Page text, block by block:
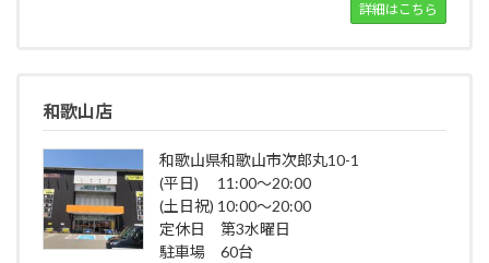
詳細はこちら
和歌山店
和歌山県和歌山市次郎丸10-1
(平日) 11:00～20:00
(土日祝) 10:00～20:00
定休日 第3水曜日
駐車場 60台